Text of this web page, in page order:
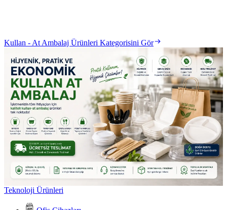
Kullan - At Ambalaj Ürünleri Kategorisini Gör
Teknoloji Ürünleri